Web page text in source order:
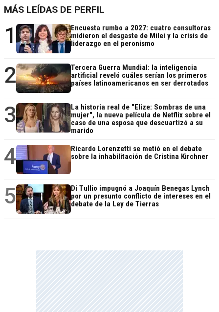
MÁS LEÍDAS DE PERFIL
1
Encuesta rumbo a 2027: cuatro consultoras
midieron el desgaste de Milei y la crisis de
liderazgo en el peronismo
2
Tercera Guerra Mundial: la inteligencia
artificial reveló cuáles serían los primeros
países latinoamericanos en ser derrotados
3
La historia real de "Elize: Sombras de una
mujer", la nueva película de Netflix sobre el
caso de una esposa que descuartizó a su
marido
4
Ricardo Lorenzetti se metió en el debate
sobre la inhabilitación de Cristina Kirchner
5
Di Tullio impugnó a Joaquín Benegas Lynch
por un presunto conflicto de intereses en el
debate de la Ley de Tierras